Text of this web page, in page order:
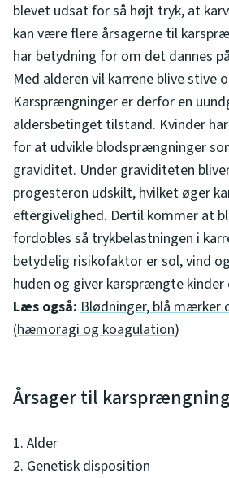
blevet udsat for så højt tryk, at
kan være flere årsagerne til
har betydning for om det dannes
Med alderen vil karrene blive stive
Karsprængninger er derfor en
aldersbetinget tilstand. Kvinder
for at udvikle blodsprængninger
graviditet. Under graviditeten
progesteron udskilt, hvilket øger
eftergivelighed. Dertil kommer at
fordobles så trykbelastningen i
betydelig risikofaktor er sol, vind
huden og giver karsprængte
Læs også: Blødninger, blå mærker
(hæmoragi og koagulation)
Årsager til
1. Alder
2. Genetisk disposition